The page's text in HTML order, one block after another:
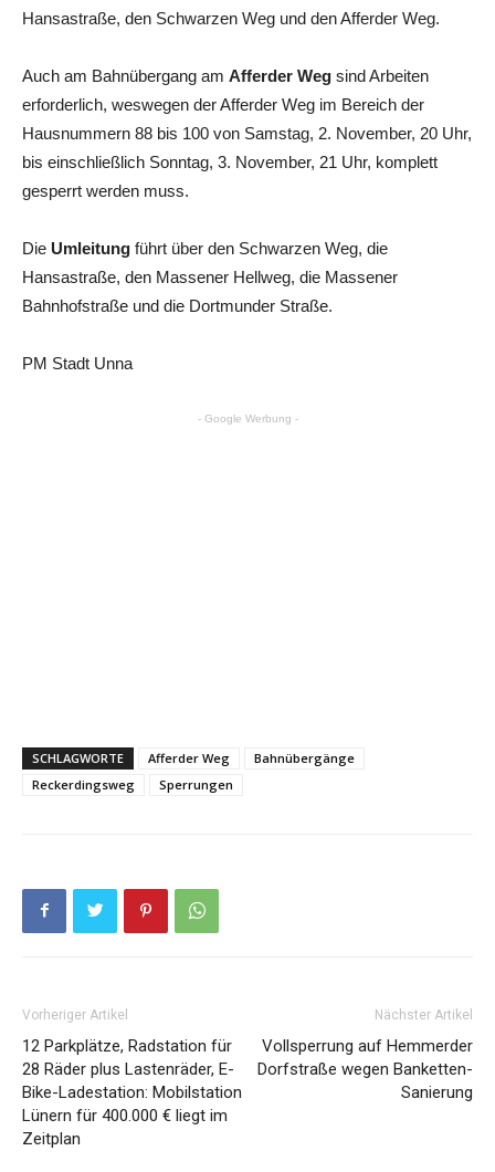
Hansastraße, den Schwarzen Weg und den Afferder Weg.
Auch am Bahnübergang am Afferder Weg sind Arbeiten
erforderlich, weswegen der Afferder Weg im Bereich der
Hausnummern 88 bis 100 von Samstag, 2. November, 20 Uhr,
bis einschließlich Sonntag, 3. November, 21 Uhr, komplett
gesperrt werden muss.
Die Umleitung führt über den Schwarzen Weg, die
Hansastraße, den Massener Hellweg, die Massener
Bahnhofstraße und die Dortmunder Straße.
PM Stadt Unna
- Google Werbung -
SCHLAGWORTE Afferder Weg
Bahnübergänge
Reckerdingsweg
Sperrungen
Vorheriger Artikel
12 Parkplätze, Radstation für
28 Räder plus Lastenräder, E-
Bike-Ladestation: Mobilstation
Lünern für 400.000 € liegt im
Zeitplan
Nächster Artikel
Vollsperrung auf Hemmerder
Dorfstraße wegen Banketten-
Sanierung